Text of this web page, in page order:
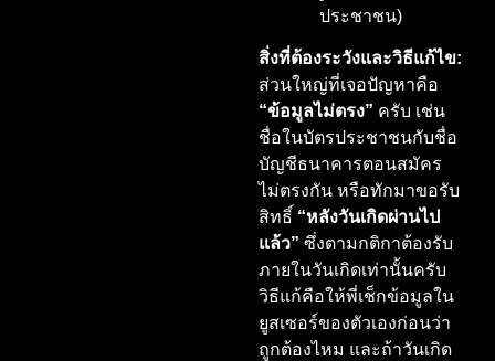
ประชาชน)
สิ่งที่ต้องระวังและวิธีแก้ไข:
ส่วนใหญ่ที่เจอปัญหาคือ
“ข้อมูลไม่ตรง” ครับ เช่น
ชื่อในบัตรประชาชนกับชื่อ
บัญชีธนาคารตอนสมัคร
ไม่ตรงกัน หรือทักมาขอรับ
สิทธิ์ “หลังวันเกิดผ่านไป
แล้ว” ซึ่งตามกติกาต้องรับ
ภายในวันเกิดเท่านั้นครับ
วิธีแก้คือให้พี่เช็กข้อมูลใน
ยูสเซอร์ของตัวเองก่อนว่า
ถูกต้องไหม และถ้าวันเกิด